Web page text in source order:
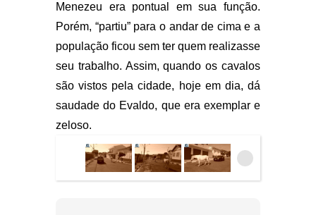
Menezeu era pontual em sua função.
Porém, “partiu” para o andar de cima e a
população ficou sem ter quem realizasse
seu trabalho. Assim, quando os cavalos
são vistos pela cidade, hoje em dia, dá
saudade do Evaldo, que era exemplar e
zeloso.